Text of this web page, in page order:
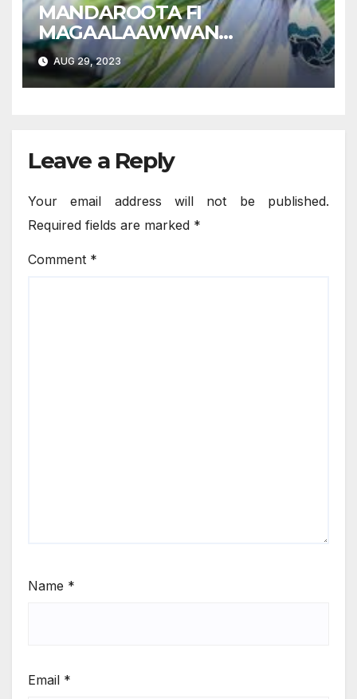
MANDAROOTA FI
MAGAALAAWWAN
OROMIYAA – OROMIAN
TOWNS AND CITIES:
Kutaa Lammaffaa
AUG 29, 2023
Leave a Reply
Your email address will not be published.
Required fields are marked *
Comment *
Name *
Email *